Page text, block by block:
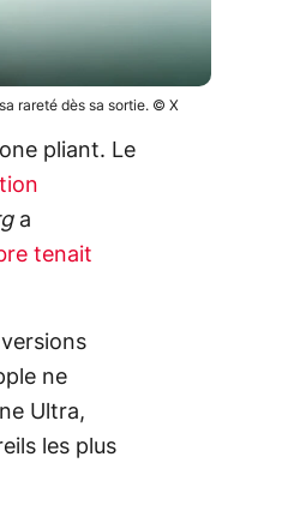
rareté dès sa sortie. © X
pliant. Le
a
tenait
ne
Ultra,
les plus